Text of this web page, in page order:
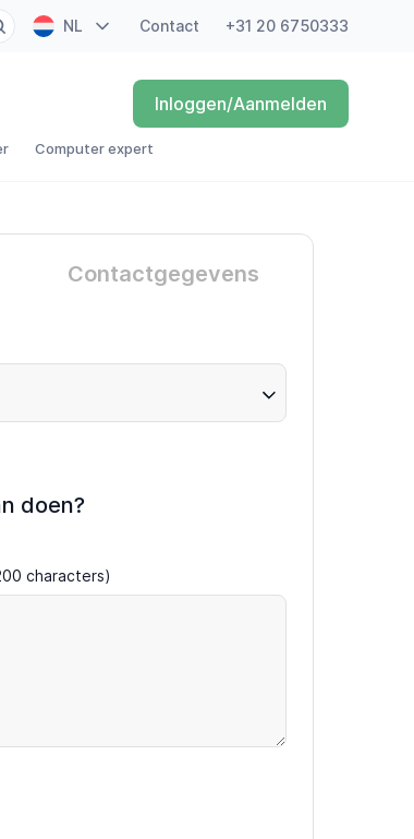
NL Contact +31 20 6750333
Computer expert
Inloggen/Aanmelden
Contactgegevens
doen?
characters)